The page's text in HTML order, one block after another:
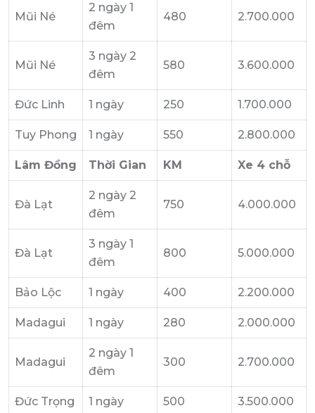
Mũi Né
2 ngày 1
đêm
480 2.700.000
Mũi Né
3 ngày 2
đêm
580 3.600.000
Đức Linh 1 ngày 250 1.700.000
Tuy Phong 1 ngày 550 2.800.000
Lâm Đồng Thời Gian KM Xe 4 chỗ
Đà Lạt
2 ngày 2
đêm
750 4.000.000
Đà Lạt
3 ngày 1
đêm
800 5.000.000
Bảo Lộc 1 ngày 400 2.200.000
Madagui 1 ngày 280 2.000.000
Madagui
2 ngày 1
đêm
300 2.700.000
Đức Trọng 1 ngày 500 3.500.000